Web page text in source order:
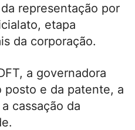
representação por
etapa
da corporação.
a governadora
posto e da patente, a
cassação da